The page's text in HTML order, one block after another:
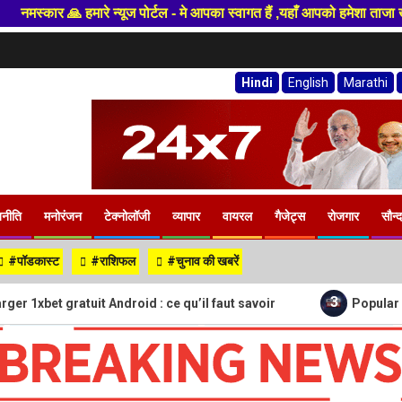
स्वागत हैं ,यहाँ आपको हमेशा ताजा खबरों से रूबरू कराया जाएगा , खबर
Hindi English Marathi
मनोरंजन टेक्नोलॉजी व्यापार वायरल गैजेट्स रोजगार
#पॉडकास्ट #राशिफल #चुनाव की खबरें
: ce qu’il faut savoir 3 Popular OnlyFans Model